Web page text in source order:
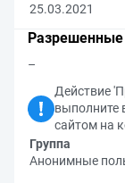
25.03.2021
Разрешенные
–
Действие
выполните
сайтом на
Группа
Анонимные